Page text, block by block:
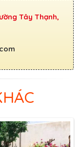
Tây Thạnh,